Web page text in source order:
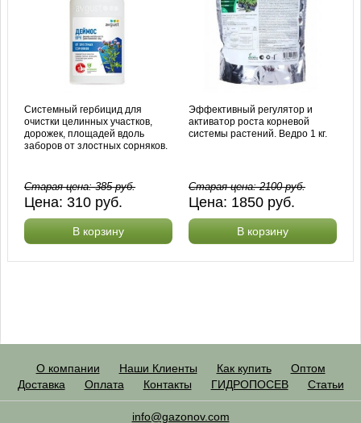
Системный гербицид для
очистки целинных участков,
дорожек, площадей вдоль
заборов от злостных сорняков.
Старая цена:385руб.
Цена:310 руб.
В корзину
Эффективный регулятор и
активатор роста корневой
системы растений. Ведро 1 кг.
Старая цена:2100руб.
Цена: 1850 руб.
В корзину
О компании Наши Клиенты Как купить
Оптом
Доставка
Оплата Контакты ГИДРОПОСЕВ Статьи
info@gazonov.com